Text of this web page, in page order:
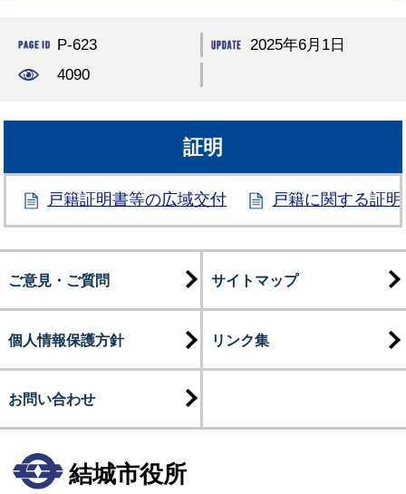
P-623
2025年6月1日
4090
証明
戸籍証明書等の広域交付 戸籍に関する証明
ご意見・ご質問 サイトマップ
個人情報保護方針 リンク集
お問い合わせ
結城市役所